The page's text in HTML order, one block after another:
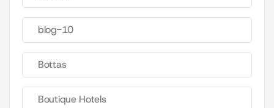
blog-10
Bottas
Boutique Hotels